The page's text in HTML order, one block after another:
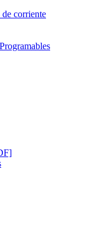
corriente